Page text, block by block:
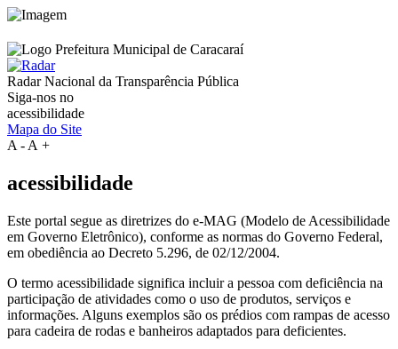
Radar Nacional da Transparência Pública
Siga-nos no
acessibilidade
Mapa do Site
A-A +
acessibilidade
Este portal segue as diretrizes do e-MAG (Modelo de Acessibilidade
em Governo Eletrônico), conforme as normas do Governo Federal,
em obediência ao Decreto 5.296, de 02/12/2004.
O termo acessibilidade significa incluir a pessoa com deficiência na
participação de atividades como o uso de produtos, serviços e
informações. Alguns exemplos são os prédios com rampas de acesso
para cadeira de rodas e banheiros adaptados para deficientes.